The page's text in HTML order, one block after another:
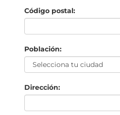
Código postal:
Población:
Dirección: